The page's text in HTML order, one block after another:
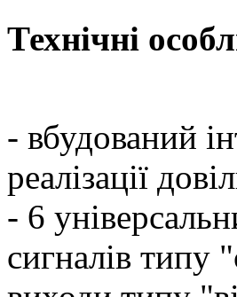
Технічні
- вбудований
реалізації
- 6
сигналів типу